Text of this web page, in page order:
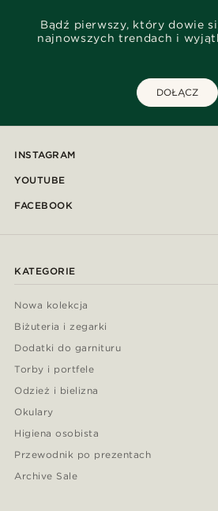
Bądź pierwszy, który dowie
najnowszych trendach i
DOŁĄCZ
INSTAGRAM
YOUTUBE
FACEBOOK
KATEGORIE
Nowa kolekcja
Biżuteria i zegarki
Dodatki do garnituru
Torby i portfele
Odzież i bielizna
Okulary
Higiena osobista
Przewodnik po prezentach
Archive Sale